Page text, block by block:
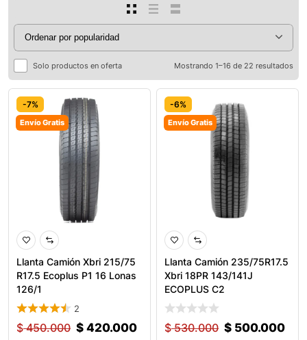
Solo productos en oferta Mostrando 1–16 de 22 resultados
-7%
Envío Gratis
Llanta Camión Xbri 215/75
R17.5 Ecoplus P1 16 Lonas
126/1
2
$450.000 $ 420.000
-6%
Envío Gratis
Llanta Camión 235/75R17.5
Xbri 18PR 143/141J
ECOPLUS C2
$530.000 $ 500.000